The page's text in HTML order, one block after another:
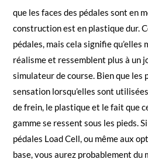
que les faces des pédales sont en
construction est en plastique dur.
pédales, mais cela signifie qu’elles
réalisme et ressemblent plus à un
simulateur de course. Bien que les
sensation lorsqu’elles sont
de frein, le plastique et le fait que
gamme se ressent sous les pieds.
pédales Load Cell, ou même aux
base, vous aurez probablement du